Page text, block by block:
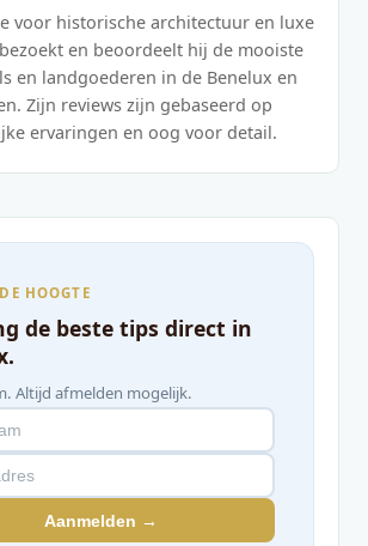
voor historische architectuur en luxe
en beoordeelt hij de mooiste
en landgoederen in de Benelux en
Zijn reviews zijn gebaseerd op
ervaringen en oog voor detail.
HOOGTE
de beste tips direct in
Altijd afmelden mogelijk.
Aanmelden →